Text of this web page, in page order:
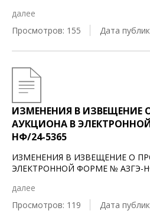
далее
Просмотров: 155
Дата
ИЗМЕНЕНИЯ В ИЗВЕЩЕНИЕ
АУКЦИОНА В
НФ/24-5365
ИЗМЕНЕНИЯ В ИЗВЕЩЕНИЕ О
ЭЛЕКТРОННОЙ ФОРМЕ № АЗГЭ-
далее
Просмотров: 119
Дата